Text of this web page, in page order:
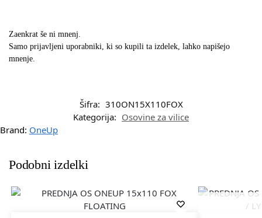
Zaenkrat še ni mnenj.
Samo prijavljeni uporabniki, ki so kupili ta izdelek, lahko napišejo
mnenje.
Šifra: 310ON15X110FOX
Kategorija: Osovine za vilice
Brand: OneUp
Podobni izdelki